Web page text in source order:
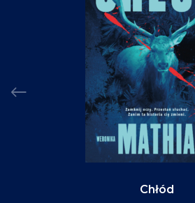
Chłód